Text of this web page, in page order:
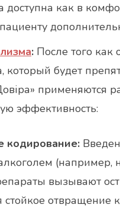
доступна как в
: После того как
который будет
применяются
эффективность:
кодирование:
(например,
вызывают
отвращение